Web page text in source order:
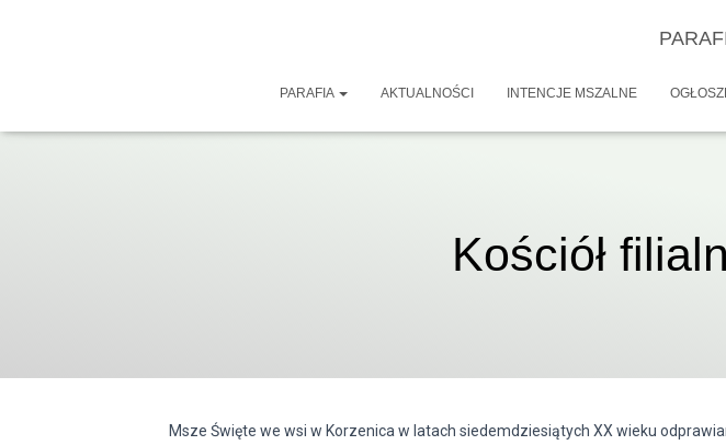
PARAFIA AKTUALNOŚCI INTENCJE MSZALNE
Kościół
Msze Święte we wsi w Korzenica w latach siedemdziesiątych XX wieku